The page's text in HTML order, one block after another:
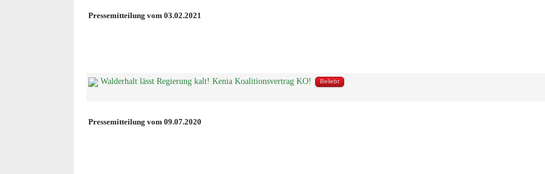
Pressemitteilung vom 03.02.2021
Walderhalt lässt Regierung kalt! Kenia Koalitionsvertrag KO! Beliebt
Pressemitteilung vom 09.07.2020